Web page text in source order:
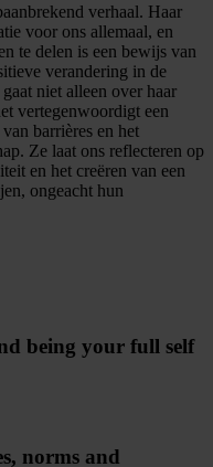
verhaal. Haar
voor ons allemaal, en
te delen is een bewijs van
verandering in de
niet alleen over haar
vertegenwoordigt een
barrières en het
Ze laat ons reflecteren op
en het creëren van een
ongeacht hun
being your full self
norms and